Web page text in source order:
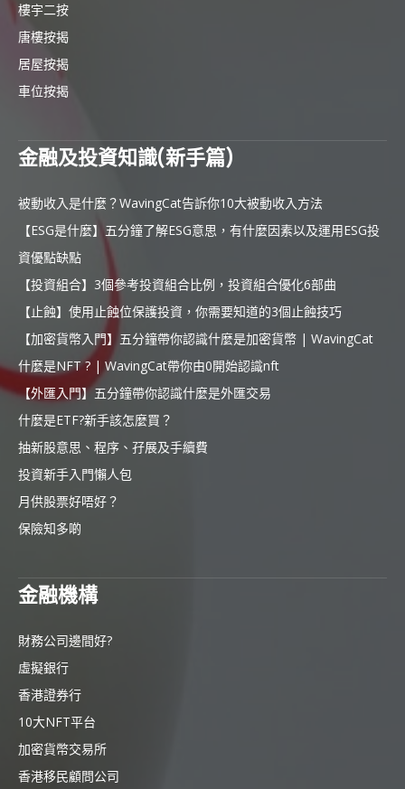
樓宇二按
唐樓按揭
居屋按揭
車位按揭
金融及投資知識(新手篇)
被動收入是什麼？WavingCat告訴你10大被動收入方法
【ESG是什麼】五分鐘了解ESG意思，有什麼因素以及運用ESG投
資優點缺點
【投資組合】3個參考投資組合比例，投資組合優化6部曲
【止蝕】使用止蝕位保護投資，你需要知道的3個止蝕技巧
【加密貨幣入門】五分鐘帶你認識什麼是加密貨幣 | WavingCat
什麼是NFT ? | WavingCat帶你由0開始認識nft
【外匯入門】五分鐘帶你認識什麼是外匯交易
什麼是ETF?新手該怎麼買？
抽新股意思、程序、孖展及手續費
投資新手入門懶人包
月供股票好唔好？
保險知多啲
金融機構
財務公司邊間好?
虛擬銀行
香港證券行
10大NFT平台
加密貨幣交易所
香港移民顧問公司